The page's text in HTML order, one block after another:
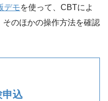
デモを使って、CBTによ
のほかの操作方法を確認
申込